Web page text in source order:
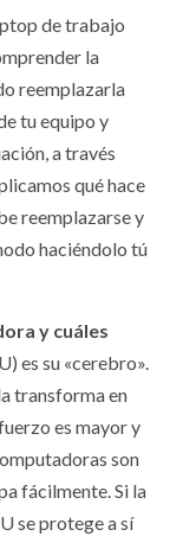
de trabajo
la
reemplazarla
tu equipo y
a través
qué hace
reemplazarse y
haciéndolo tú
y cuáles
es su «cerebro».
transforma en
es mayor y
son
fácilmente. Si la
se protege a sí